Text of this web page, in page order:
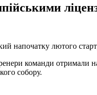
напочатку лютого
команди отримали
собору.